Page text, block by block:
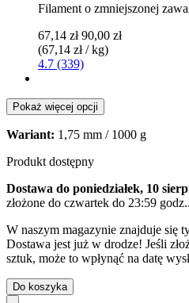
Filament o zmniejszonej
67,14 zł 90,00 zł
(67,14 zł / kg)
4.7 (339)
Pokaż więcej opcji
Wariant: 1,75 mm / 1000 g
Produkt dostępny
Dostawa do poniedziałek, 10
złożone do czwartek do 23:59 godz..
W naszym magazynie znajduje się
Dostawa jest już w drodze! Jeśli
sztuk, może to wpłynąć na datę
Do koszyka